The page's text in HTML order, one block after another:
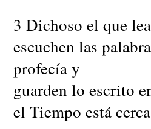
3 Dichoso el que
escuchen las
profecía y
guarden lo escrito
el Tiempo está